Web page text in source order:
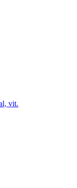
vit.